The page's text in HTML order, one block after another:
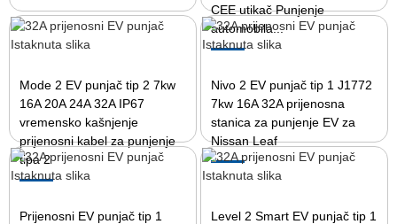
CEE utikač Punjenje
automobila...
Mode 2 EV punjač tip 2 7kw
16A 20A 24A 32A IP67
vremensko kašnjenje
prijenosni kabel za punjenje
tipa 2
Nivo 2 EV punjač tip 1 J1772
7kw 16A 32A prijenosna
stanica za punjenje EV za
Nissan Leaf
Prijenosni EV punjač tip 1
Level 2 Smart EV punjač tip 1